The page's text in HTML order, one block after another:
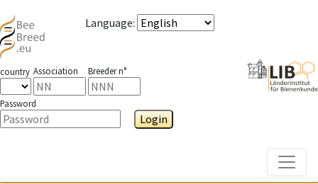
Language:
country Association Breeder n°
Password
Login